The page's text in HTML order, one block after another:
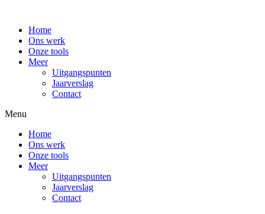
Home
Ons werk
Onze tools
Meer
Uitgangspunten
Jaarverslag
Contact
Menu
Home
Ons werk
Onze tools
Meer
Uitgangspunten
Jaarverslag
Contact